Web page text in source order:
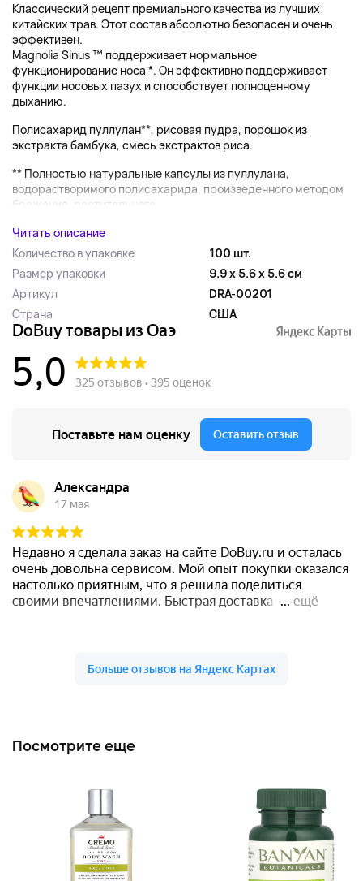
Классический рецепт премиального качества из лучших
китайских трав. Этот состав абсолютно безопасен и очень
эффективен.
Magnolia Sinus ™ поддерживает нормальное
функционирование носа *. Он эффективно поддерживает
функции носовых пазух и способствует полноценному
дыханию.
Полисахарид пуллулан**, рисовая пудра, порошок из
экстракта бамбука, смесь экстрактов риса.
** Полностью натуральные капсулы из пуллулана,
водорастворимого полисахарида, произведенного методом
брожения, растительного...
Читать описание
Количество в упаковке
100 шт.
Размер упаковки
9.9 x 5.6 x 5.6 см
Артикул
DRA-00201
Страна
США
Посмотрите еще